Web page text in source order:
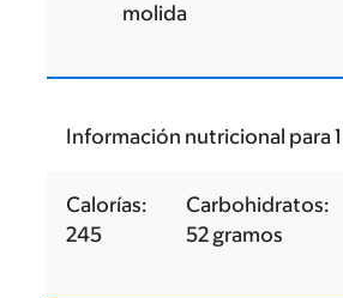
molida
Información nutricional para
Calorías:
245
Carbohidratos:
52 gramos